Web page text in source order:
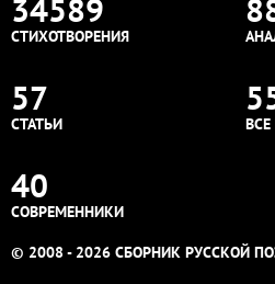
34589
СТИХОТВОРЕНИЯ
57
СТАТЬИ
40
СОВРЕМЕННИКИ
© 2008 - 2026 СБОРНИК РУССКОЙ